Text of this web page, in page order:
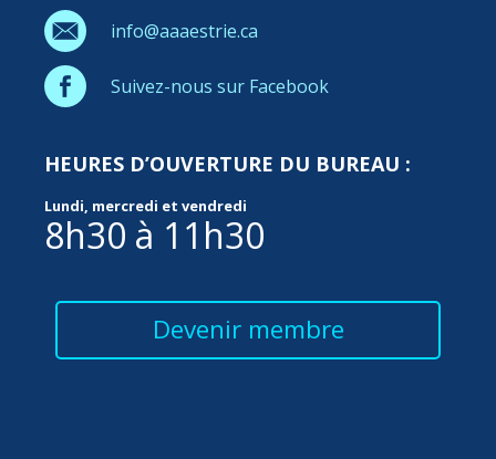
info@aaaestrie.ca
Suivez-nous sur Facebook
HEURES D’OUVERTURE DU BUREAU :
Lundi, mercredi et vendredi
8h30 à 11h30
Devenir membre